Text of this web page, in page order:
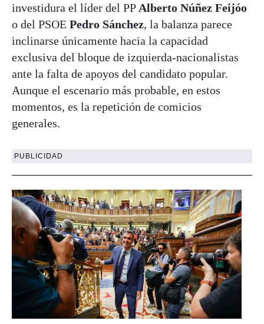
investidura el líder del PP Alberto Núñez Feijóo
o del PSOE Pedro Sánchez, la balanza parece
inclinarse únicamente hacia la capacidad
exclusiva del bloque de izquierda-nacionalistas
ante la falta de apoyos del candidato popular.
Aunque el escenario más probable, en estos
momentos, es la repetición de comicios
generales.
PUBLICIDAD